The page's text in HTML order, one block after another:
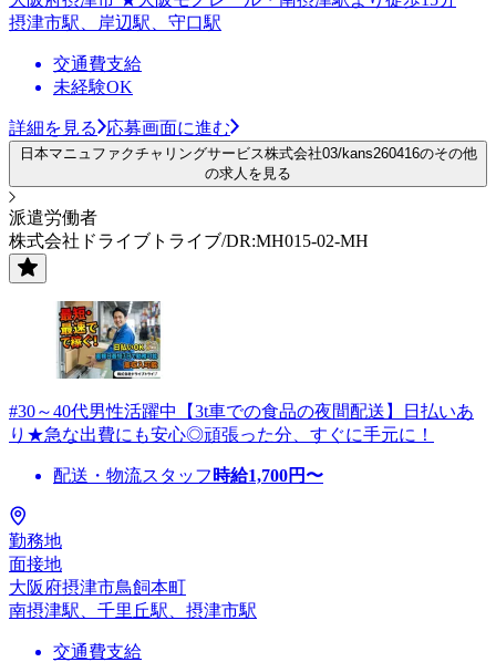
摂津市駅、岸辺駅、守口駅
交通費支給
未経験OK
詳細を見る 応募画面に進む
日本マニュファクチャリングサービス株式会社03/kans260416のその他
の求人を見る
派遣労働者
株式会社ドライブトライブ/DR:MH015-02-MH
#30～40代男性活躍中【3t車での食品の夜間配送】日払いあ
り★急な出費にも安心◎頑張った分、すぐに手元に！
配送・物流スタッフ 時給1,700円〜
勤務地
面接地
大阪府摂津市鳥飼本町
南摂津駅、千里丘駅、摂津市駅
交通費支給